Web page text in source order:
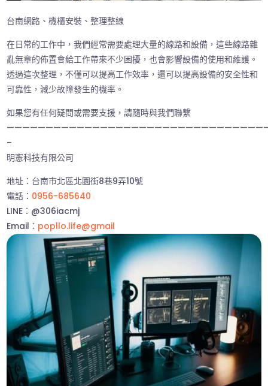
台南網路、機櫃安裝、整理整線
在日常的工作中，我們經常需要處理大量的線路和設備，這些線路雜
亂無章的佈置會給工作帶來不少困擾，也會影響設備的使用和維護。
透過這次整理，不僅可以提高工作效率，還可以提高設備的安全性和
可靠性，減少故障發生的機率。
如果您有任何疑問或需要支援，請隨時與我們聯繫
–
明憲科技有限公司
地址：台南市北區北園街8巷9弄10號
電話： 0956-685640
LINE：@306iacmj
Email： popllo.life@gmail